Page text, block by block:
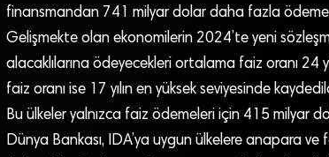
finansmandan 741 milyar dolar daha fazla ödeme
Gelişmekte olan ekonomilerin 2024’te yeni
alacaklılarına ödeyecekleri ortalama faiz oranı 24
faiz oranı ise 17 yılın en yüksek seviyesinde
Bu ülkeler yalnızca faiz ödemeleri için 415 milyar
Dünya Bankası, IDA’ya uygun ülkelere anapara